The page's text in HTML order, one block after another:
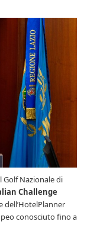
Golf Nazionale di
Challenge
dell’HotelPlanner
conosciuto fino a